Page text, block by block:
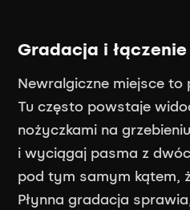
Gradacja i
Newralgiczne miejsce to
Tu często powstaje
nożyczkami na
i wyciągaj pasma z
pod tym samym kątem,
Płynna gradacja